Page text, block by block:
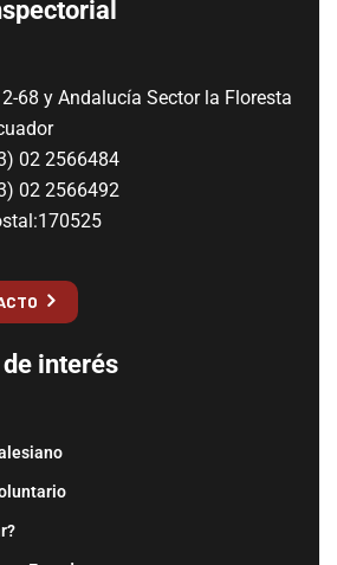
68 y Andalucía Sector la Floresta
02 2566484
02 2566492
interés